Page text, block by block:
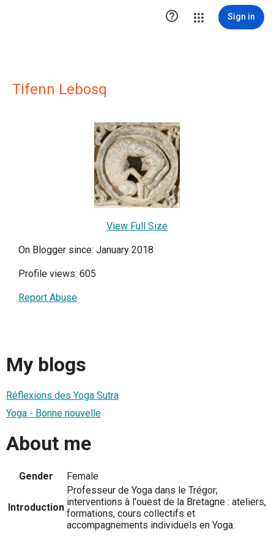
 Sign in
Tifenn Lebosq
View Full Size
On Blogger since: January 2018
Profile views: 605
Report Abuse
My blogs
Réflexions des Yoga Sutra
Yoga - Bonne nouvelle
About me
Gender Female
Introduction
Professeur de Yoga dans le Trégor;
interventions à l'ouest de la Bretagne : ateliers,
formations, cours collectifs et
accompagnements individuels en Yoga.